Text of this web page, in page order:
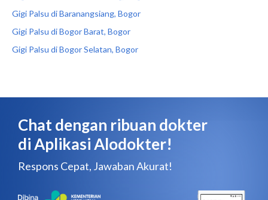
Gigi Palsu di Baranangsiang, Bogor
Gigi Palsu di Bogor Barat, Bogor
Gigi Palsu di Bogor Selatan, Bogor